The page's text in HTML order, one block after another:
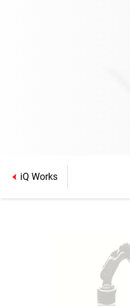
iQ Works